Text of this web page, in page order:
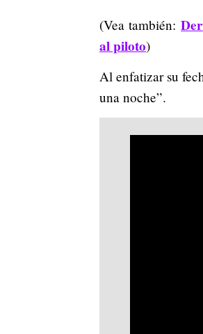
(Vea también:
al piloto)
Al enfatizar su
una noche”.